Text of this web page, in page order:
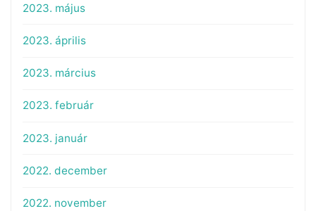
2023. május
2023. április
2023. március
2023. február
2023. január
2022. december
2022. november